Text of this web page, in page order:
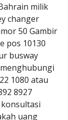
milik
changer
50 Gambir
pos 10130
busway
1080 atau
8927
uang